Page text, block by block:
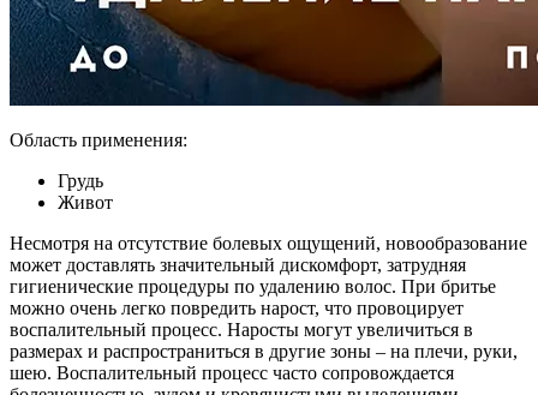
Область применения:
Грудь
Живот
Несмотря на отсутствие болевых ощущений, новообразование
может доставлять значительный дискомфорт, затрудняя
гигиенические процедуры по удалению волос. При бритье
можно очень легко повредить нарост, что провоцирует
воспалительный процесс. Наросты могут увеличиться в
размерах и распространиться в другие зоны – на плечи, руки,
шею. Воспалительный процесс часто сопровождается